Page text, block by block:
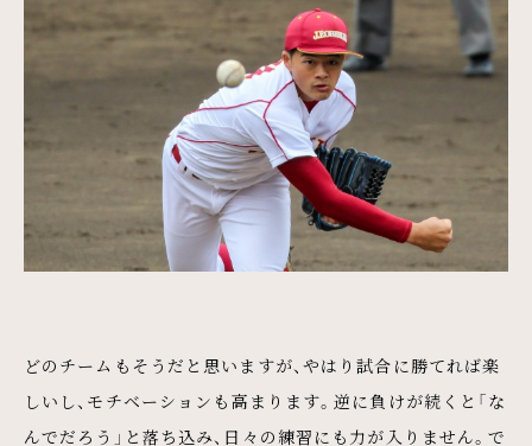
どのチームもそうだと思いますが、やはり試合に勝てれば楽
しいし、モチベーションも高まります。逆に負けが続くと「な
んでだろう」と落ち込み、日々の練習にも力が入りません。で